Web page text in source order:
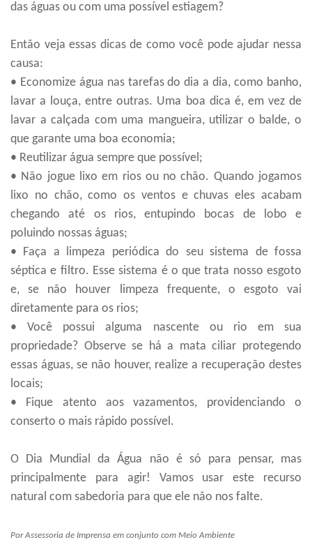
das águas ou com uma possível estiagem?
Então vejaessas dicas de como você pode ajudar nessa
causa:
• Economize água nas tarefas do dia a dia, como banho,
lavar a louça, entre outras. Uma boa dica é, em vez de
lavar a calçada com uma mangueira, utilizar o balde, o
que garante uma boa economia;
• Reutilizar água sempre que possível;
• Não jogue lixo em rios ou no chão. Quando jogamos
lixo no chão, como os ventos e chuvas eles acabam
chegandoaté os rios, entupindo bocas de lobo e
poluindo nossas águas;
• Faça a limpeza periódica do seu sistema de fossa
séptica e filtro. Esse sistema é o que trata nosso esgoto
e, se não houver limpeza frequente, o esgoto vai
diretamente para os rios;
• Você possui alguma nascente ou rio em sua
propriedade? Observe se há a mata ciliar protegendo
essas águas, se não houver, realize a recuperação destes
locais;
• Fique atento aos vazamentos, providenciando o
conserto o mais rápido possível.
O Dia Mundial da Água não é só para pensar, mas
principalmente para agir! Vamos usar este recurso
natural com sabedoria para que ele não nos falte.
Por Assessoria de Imprensa em conjunto com Meio Ambiente